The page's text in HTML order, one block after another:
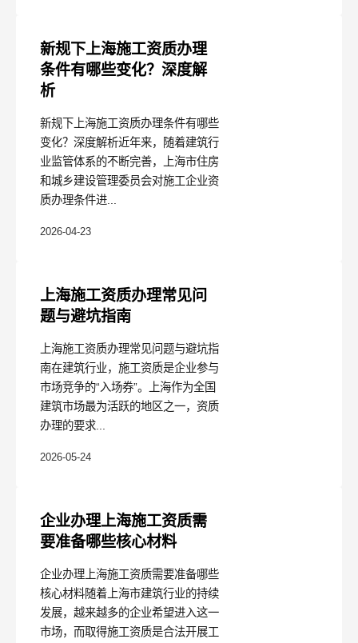
新规下上海施工资质办理
条件有哪些变化？深度解
析
新规下上海施工资质办理条件有哪些
变化？深度解析近年来，随着建筑行
业监管体系的不断完善，上海市住房
和城乡建设管理委员会对施工企业资
质办理条件进...
2026-04-23
上海施工资质办理常见问
题与避坑指南
上海施工资质办理常见问题与避坑指
南在建筑行业，施工资质是企业参与
市场竞争的“入场券”。上海作为全国
建筑市场最为活跃的地区之一，资质
办理的要求...
2026-05-24
企业办理上海施工资质需
要准备哪些核心材料
企业办理上海施工资质需要准备哪些
核心材料随着上海市建筑行业的持续
发展，越来越多的企业希望进入这一
市场，而取得施工资质是合法开展工